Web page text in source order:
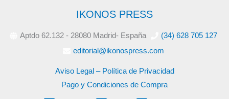
IKONOS PRESS
Aptdo 62.132 - 28080 Madrid- España
(34) 628 705 127
editorial@ikonospress.com
Aviso Legal – Política de Privacidad
Pago y Condiciones de Compra